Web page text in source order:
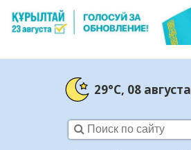
29°C, 08 августа